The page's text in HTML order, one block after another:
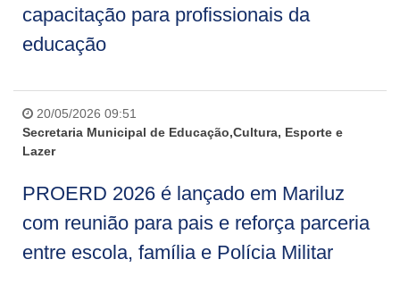
capacitação para profissionais da
educação
20/05/2026 09:51
Secretaria Municipal de Educação,Cultura, Esporte e
Lazer
PROERD 2026 é lançado em Mariluz
com reunião para pais e reforça parceria
entre escola, família e Polícia Militar